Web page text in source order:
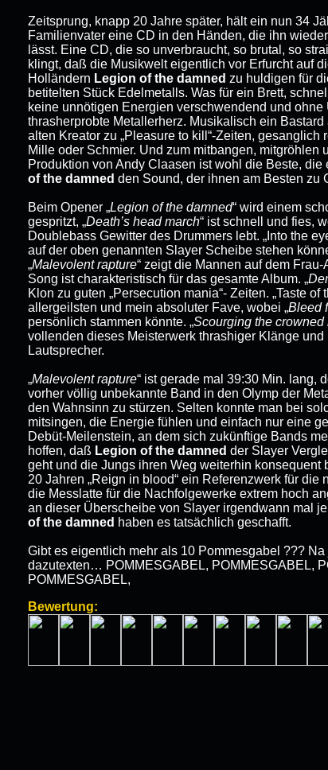
Zeitsprung, knapp 20 Jahre später, hält ein nun 34
Familienvater eine CD in den Händen, die ihn
lässt. Eine CD, die so unverbraucht, so brutal, so
klingt, daß die Musikwelt eigentlich vor Erfurcht auf
Holländern Legion of the damned zu huldigen für
betitelten Stück Edelmetalls. Was für ein Brett,
keine unnötigen Energien verschwendend und
thrasherprobte Metallerherz. Musikalisch ein
alten Kreator zu „Pleasure to kill“-Zeiten,
Mille oder Schmier. Und zum mitbangen, mitgröhlen
Produktion von Andy Claasen ist wohl die Beste, die
of the damned den Sound, der ihnen am Besten zu
Beim Opener „Legion of the damned“ wird einem
gespritzt, „Death’s head march“ ist schnell und fies,
Doublebass Gewitter des Drummers lebt. „Into the
auf der oben genannten Slayer Scheibe stehen
„Malevolent rapture“ zeigt die Mannen auf dem
Song ist charakteristisch für das gesamte Album. „
Klon zu guten „Persecution mania“- Zeiten. „Taste
allergeilsten und mein absoluter Fave, wobei „Bleed
persönlich stammen könnte. „Scourging the crowned
vollenden dieses Meisterwerk thrashiger Klänge
Lautsprecher.
„Malevolent rapture“ ist gerade mal 39:30 Min. lang,
vorher völlig unbekannte Band in den Olymp der
den Wahnsinn zu stürzen. Selten konnte man bei
mitsingen, die Energie fühlen und einfach nur eine
Debüt-Meilenstein, an dem sich zukünftige Bands
hoffen, daß Legion of the damned der Slayer
geht und die Jungs ihren Weg weiterhin konsequent
20 Jahren „Reign in blood“ ein Referenzwerk für
die Messlatte für die Nachfolgewerke extrem hoch
an dieser Überscheibe von Slayer irgendwann mal
of the damned haben es tatsächlich geschafft.
Gibt es eigentlich mehr als 10 Pommesgabel ???
dazutexten… POMMESGABEL, POMMESGABEL,
POMMESGABEL,
Bewertung: